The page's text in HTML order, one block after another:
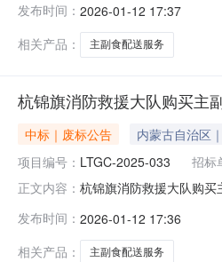
合同包2折扣率(%)：
务项目（
发布时间： 2026-01-12 17:37
相关产品：
主副食配送服务
杭锦旗消防救援大队购买主
中标｜废标公告 内蒙古自治区
项目编号： LTGC-2025-033 招标
正文内容： 杭锦旗消防救援大队购
方式联系。1.采购人信息
址：伊金霍洛旗乌兰
发布时间： 2026-01-12 17:36
相关产品：
主副食配送服务